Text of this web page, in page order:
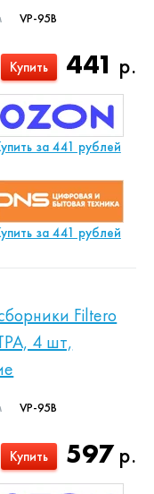
VP-95B
441 р.
Купить
за 441 рублей
за 441 рублей
Filtero
4 шт,
VP-95B
597р.
Купить